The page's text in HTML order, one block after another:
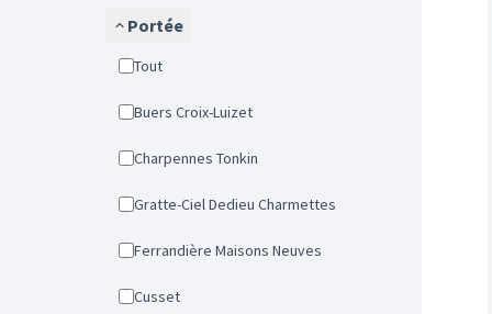
Portée
Tout
Buers Croix-Luizet
Charpennes Tonkin
Gratte-Ciel Dedieu Charmettes
Ferrandière Maisons Neuves
Cusset